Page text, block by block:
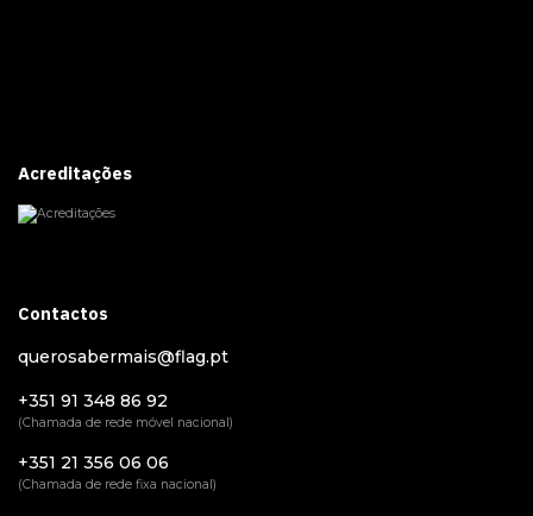
Acreditações
Contactos
querosabermais@flag.pt
+351 91 348 86 92
(Chamada de rede móvel nacional)
+351 21 356 06 06
(Chamada de rede fixa nacional)